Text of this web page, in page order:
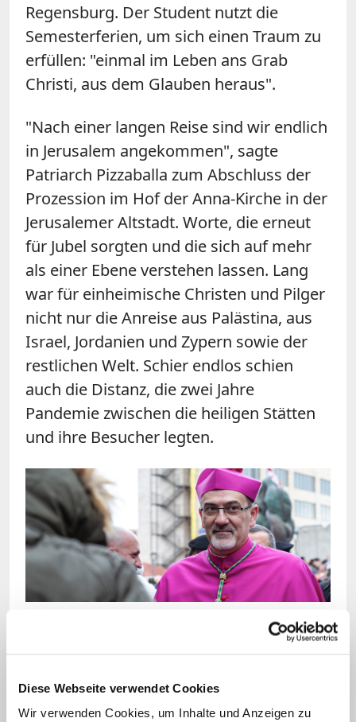
Diese Webseite verwendet Cookies
Wir verwenden Cookies, um Inhalte und Anzeigen zu
Regensburg. Der Student nutzt die
Semesterferien, um sich einen Traum zu
erfüllen: "einmal im Leben ans Grab
Christi, aus dem Glauben heraus".
"Nach einer langen Reise sind wir endlich
in Jerusalem angekommen", sagte
Patriarch Pizzaballa zum Abschluss der
Prozession im Hof der Anna-Kirche in der
Jerusalemer Altstadt. Worte, die erneut
für Jubel sorgten und die sich auf mehr
als einer Ebene verstehen lassen. Lang
war für einheimische Christen und Pilger
nicht nur die Anreise aus Palästina, aus
Israel, Jordanien und Zypern sowie der
restlichen Welt. Schier endlos schien
auch die Distanz, die zwei Jahre
Pandemie zwischen die heiligen Stätten
und ihre Besucher legten.
zahlreichen ausländischen Gäste der